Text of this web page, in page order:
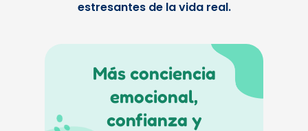
estresantes de la vida real.
Más conciencia
emocional,
confianza y